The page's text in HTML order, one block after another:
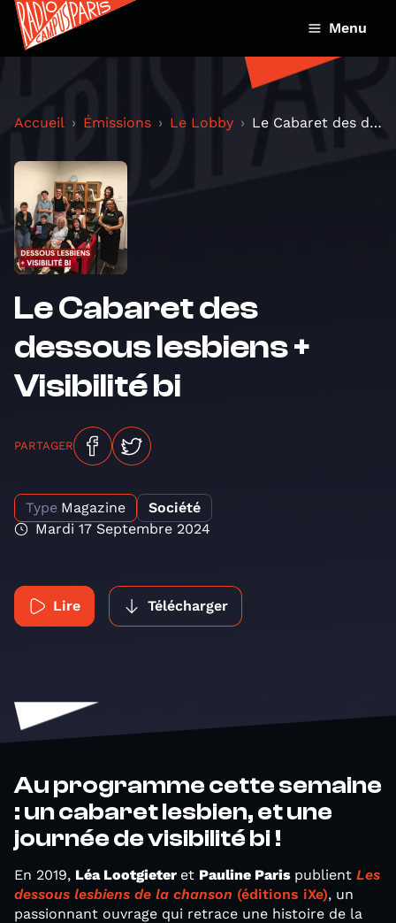
Menu
Accueil Émissions Le Lobby Le Cabaret des dessous lesbiens + Visibilité bi
Le Cabaret des
dessous lesbiens +
Visibilité bi
PARTAGER
Type Magazine
Société
Mardi 17 Septembre 2024
Lire Télécharger
Au programme cette semaine
: un cabaret lesbien, et une
journée de visibilité bi !
En 2019, Léa Lootgieter et Pauline Paris publient Les
dessous lesbiens de la chanson (éditions iXe), un
passionnant ouvrage qui retrace une histoire de la